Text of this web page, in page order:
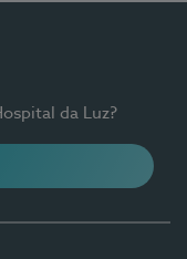
da Luz?